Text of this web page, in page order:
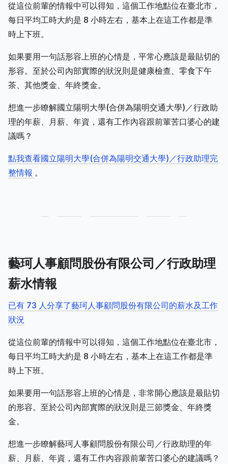
從這位前輩的情報中可以得知，這個工作地點位在臺北市，
每日平均工時大約是 8 小時左右，基本上在這工作都是準
時上下班。
如果要用一句話形容上班的心情是，平常心應該是最貼切的
形容。至於公司內部實際的狀況則是健康檢查、零食下午
茶、其他獎金、年終獎金。
想進一步瞭解國立陽明大學(合併為陽明交通大學)／行政助
理的年薪、月薪、年資，還有工作內容跟前輩苦口婆心的建
議嗎？
點我查看國立陽明大學(合併為陽明交通大學)／行政助理完
整情報 。
藝珂人事顧問股份有限公司／行政助理
薪水情報
已有 73 人分享了藝珂人事顧問股份有限公司的薪水及工作
狀況
從這位前輩的情報中可以得知，這個工作地點位在臺北市，
每日平均工時大約是 8 小時左右，基本上在這工作都是準
時上下班。
如果要用一句話形容上班的心情是，非常開心應該是最貼切
的形容。至於公司內部實際的狀況則是三節獎金、年終獎
金。
想進一步瞭解藝珂人事顧問股份有限公司／行政助理的年
薪、月薪、年資，還有工作內容跟前輩苦口婆心的建議嗎？